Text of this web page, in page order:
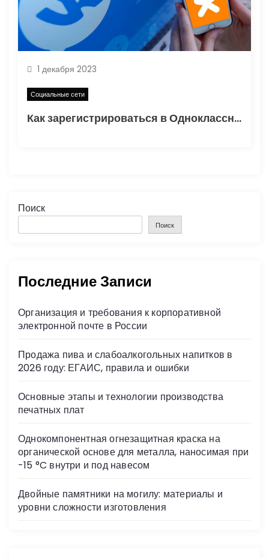
1 декабря 2023
Социальные сети
Как зарегистрироваться в Одноклассниках без номера телефона (пошаговая инструкция)
Поиск
Поиск
Последние Записи
Организация и требования к корпоративной
электронной почте в России
Продажа пива и слабоалкогольных напитков в
2026 году: ЕГАИС, правила и ошибки
Основные этапы и технологии производства
печатных плат
Однокомпонентная огнезащитная краска на
органической основе для металла, наносимая при
-15 °C внутри и под навесом
Двойные памятники на могилу: материалы и
уровни сложности изготовления